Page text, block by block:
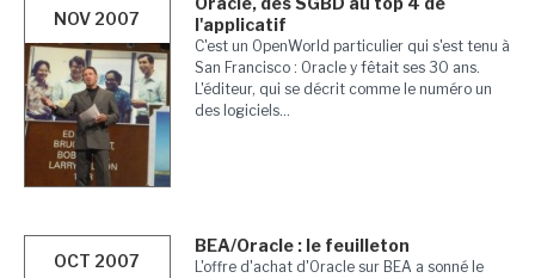
NOV 2007
l'applicatif
C'est un OpenWorld particulier qui s'est tenu à
San Francisco : Oracle y fêtait ses 30 ans.
L'éditeur, qui se décrit comme le numéro un
des logiciels...
OCT 2007
BEA/Oracle : le feuilleton
L'offre d'achat d'Oracle sur BEA a sonné le